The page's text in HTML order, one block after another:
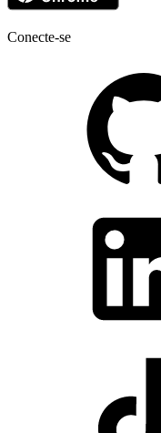
Conecte-se